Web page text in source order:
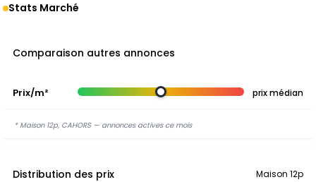
Stats Marché
Comparaison autres annonces
Prix/m² prix médian
* Maison 12p, CAHORS — annonces actives ce mois
Distribution des prix Maison 12p